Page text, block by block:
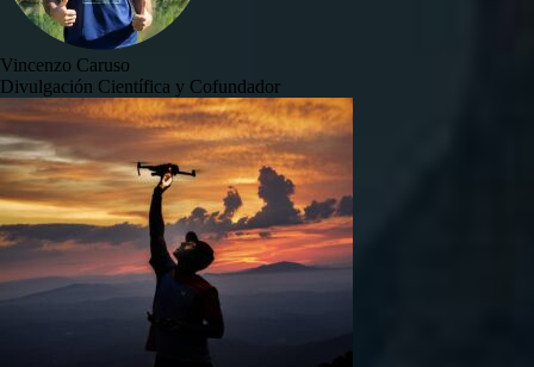
Vincenzo Caruso
Divulgación Científica y Cofundador